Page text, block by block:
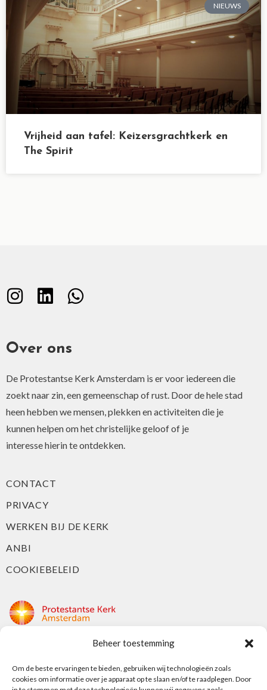
Beheer toestemming
Om de beste ervaringen te bieden, gebruiken wij technologieën zoals
cookies om informatie over je apparaat op te slaan en/of te raadplegen. Door
NIEUWS
Vrijheid aan tafel: Keizersgrachtkerk en
The Spirit
Over ons
De Protestantse Kerk Amsterdam is er voor iedereen die
zoekt naar zin, een gemeenschap of rust. Door de hele stad
heen hebben we mensen, plekken en activiteiten die je
kunnen helpen om het christelijke geloof of je
interesse hierin te ontdekken.
CONTACT
PRIVACY
WERKEN BIJ DE KERK
ANBI
COOKIEBELEID
Nieuwe Herengracht 18
1018 DP Amsterdam